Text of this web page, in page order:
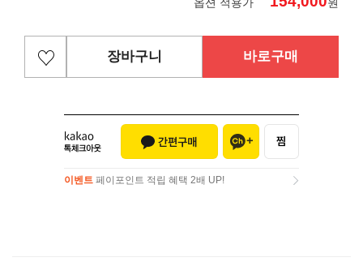
장바구니 바로구매
이벤트 페이포인트 적립 혜택 2배 UP!